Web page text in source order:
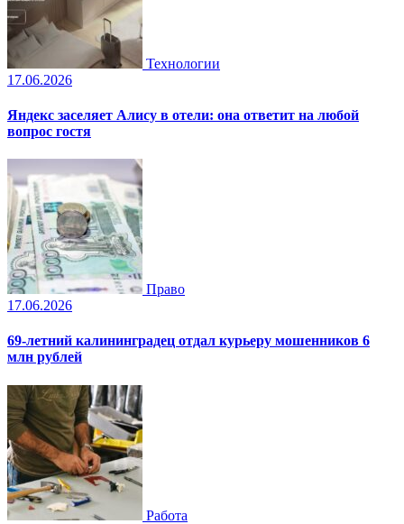
Технологии
17.06.2026
Яндекс заселяет Алису в отели: она ответит на любой
вопрос гостя
Право
17.06.2026
69-летний калининградец отдал курьеру мошенников 6
млн рублей
Работа